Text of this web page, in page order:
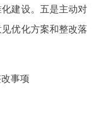
建设。五是主动对
优化方案和整改落
事项